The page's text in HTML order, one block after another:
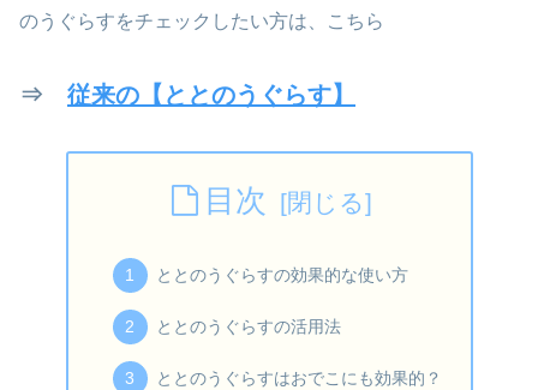
のうぐらすをチェックしたい方は、こちら
⇒ 従来の【ととのうぐらす】
目次
ととのうぐらすの効果的な使い方
ととのうぐらすの活用法
ととのうぐらすはおでこにも効果的？